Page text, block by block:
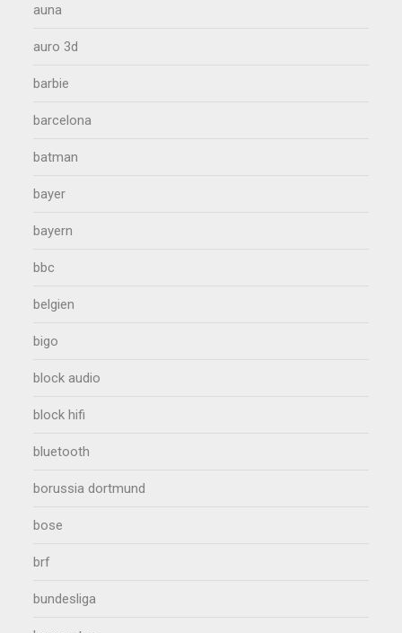
auna
auro 3d
barbie
barcelona
batman
bayer
bayern
bbc
belgien
bigo
block audio
block hifi
bluetooth
borussia dortmund
bose
brf
bundesliga